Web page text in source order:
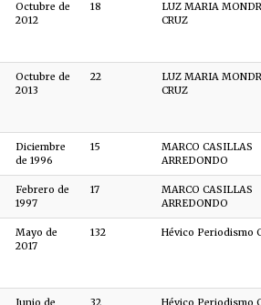
Octubre de
2012
18
LUZ MARIA
CRUZ
Octubre de
2013
22
LUZ MARIA
CRUZ
Diciembre
de 1996
15
MARCO CASILLAS
ARREDONDO
Febrero de
1997
17
MARCO CASILLAS
ARREDONDO
Mayo de
2017
132 Hévico Periodismo